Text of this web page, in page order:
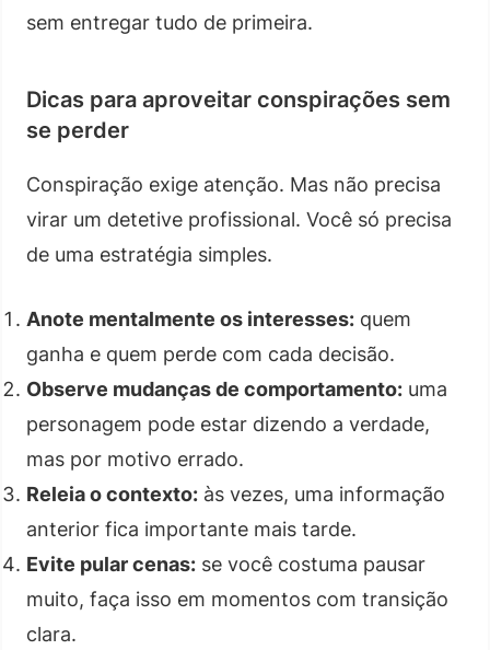
sem entregar tudo de primeira.
Dicas para aproveitar conspirações sem
se perder
Conspiração exige atenção. Mas não precisa
virar um detetive profissional. Você só precisa
de uma estratégia simples.
Anote mentalmente os interesses: quem
ganha e quem perde com cada decisão.
Observe mudanças de comportamento: uma
personagem pode estar dizendo a verdade,
mas por motivo errado.
Releia o contexto: às vezes, uma informação
anterior fica importante mais tarde.
Evite pular cenas: se você costuma pausar
muito, faça isso em momentos com transição
clara.